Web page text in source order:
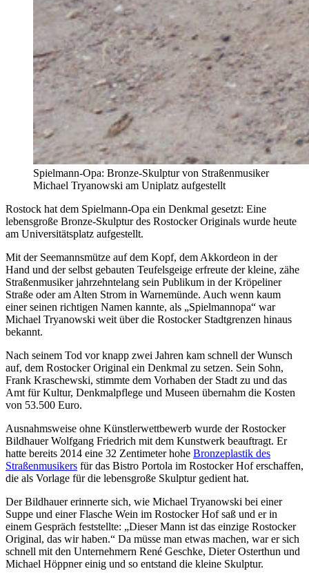
Spielmann-Opa: Bronze-Skulptur von Straßenmusiker
Michael Tryanowski am Uniplatz aufgestellt
Rostock hat dem Spielmann-Opa ein Denkmal gesetzt: Eine
lebensgroße Bronze-Skulptur des Rostocker Originals wurde heute
am Universitätsplatz aufgestellt.
Mit der Seemannsmütze auf dem Kopf, dem Akkordeon in der
Hand und der selbst gebauten Teufelsgeige erfreute der kleine, zähe
Straßenmusiker jahrzehntelang sein Publikum in der Kröpeliner
Straße oder am Alten Strom in Warnemünde. Auch wenn kaum
einer seinen richtigen Namen kannte, als „Spielmannopa“ war
Michael Tryanowski weit über die Rostocker Stadtgrenzen hinaus
bekannt.
Nach seinem Tod vor knapp zwei Jahren kam schnell der Wunsch
auf, dem Rostocker Original ein Denkmal zu setzen. Sein Sohn,
Frank Kraschewski, stimmte dem Vorhaben der Stadt zu und das
Amt für Kultur, Denkmalpflege und Museen übernahm die Kosten
von 53.500 Euro.
Ausnahmsweise ohne Künstlerwettbewerb wurde der Rostocker
Bildhauer Wolfgang Friedrich mit dem Kunstwerk beauftragt. Er
hatte bereits 2014 eine 32 Zentimeter hohe Bronzeplastik des
Straßenmusikers für das Bistro Portola im Rostocker Hof erschaffen,
die als Vorlage für die lebensgroße Skulptur gedient hat.
Der Bildhauer erinnerte sich, wie Michael Tryanowski bei einer
Suppe und einer Flasche Wein im Rostocker Hof saß und er in
einem Gespräch feststellte: „Dieser Mann ist das einzige Rostocker
Original, das wir haben.“ Da müsse man etwas machen, war er sich
schnell mit den Unternehmern René Geschke, Dieter Osterthun und
Michael Höppner einig und so entstand die kleine Skulptur.